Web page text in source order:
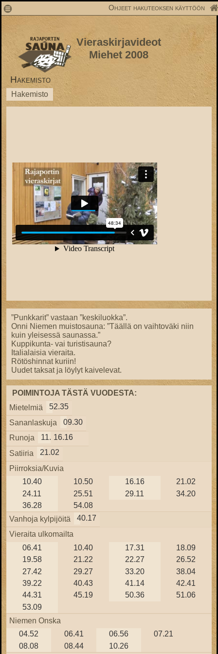
1 Ohjeet hakuteoksen käyttöön
Vieraskirjavideot
Miehet 2008
Hakemisto
Hakemisto
”Punkkarit” vastaan ”keskiluokka”.
Onni Niemen muistosauna: ”Täällä on vaihtoväki niin
kuin yleisessä saunassa.”
Kuppikunta- vai turistisauna?
Italialaisia vieraita.
Rötöshinnat kuriin!
Uudet taksat ja löylyt kaivelevat.
POIMINTOJA TÄSTÄ VUODESTA:
Mietelmiä
52.35
Sananlaskuja
09.30
Runoja
11.2216.16
Satiiria
21.02
Piirroksia/Kuvia
10.40
10.50 16.16
21.02
24.11
25.51 29.11
34.20
36.28
54.08
Vanhoja kylpijöitä
40.17
Vieraita ulkomailta
06.41
10.40 17.31
18.09
19.58
21.22 22.27
26.52
27.42
29.27 33.20
38.04
39.22
40.43 41.14
42.41
44.31
45.19 50.36
51.06
53.09
Niemen Onska
04.52
06.41 06.56
07.21
08.08
08.44 10.26